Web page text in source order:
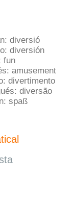
diversió
diversión
fun
amusement
divertimento
diversão
spaß